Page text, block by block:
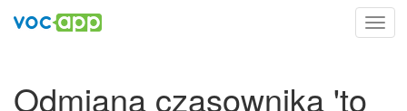
Odmiana czasownika 'to